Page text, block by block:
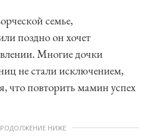
семье,
поздно он хочет
Многие дочки
не стали исключением,
что повторить мамин успех
НИЖЕ